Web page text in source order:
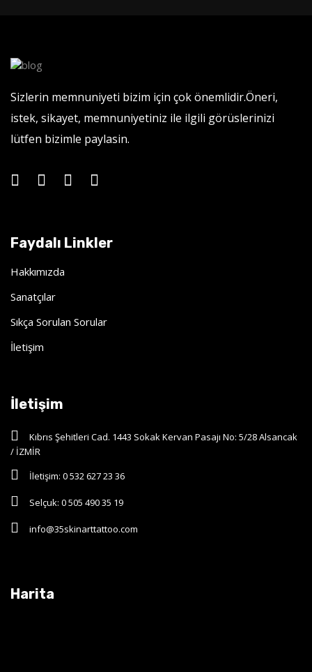
Sizlerin memnuniyeti bizim için çok önemlidir.Öneri,
istek, sikayet, memnuniyetiniz ile ilgili görüslerinizi
lütfen bizimle paylasin.
Faydalı Linkler
Hakkımızda
Sanatçılar
Sıkça Sorulan Sorular
İletişim
İletişim
Kıbrıs Şehitleri Cad. 1443 Sokak Kervan Pasajı No: 5/28 Alsancak
/ İZMİR
İletişim: 0 532 627 23 36
Selçuk: 0 505 490 35 19
info@35skinarttattoo.com
Harita